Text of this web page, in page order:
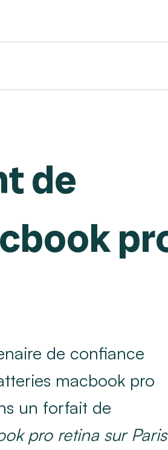
de
de confiance
macbook pro
un forfait de
pro retina sur Paris